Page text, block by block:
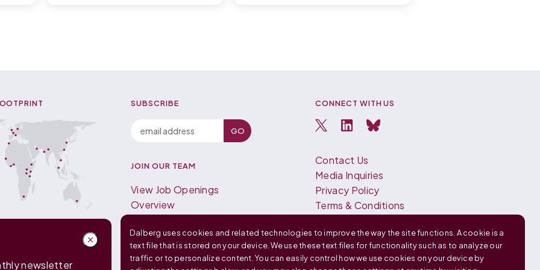
SUBSCRIBE
JOIN OUR TEAM
View Job Openings
Overview
CONNECT WITH US
Contact Us
Media Inquiries
Privacy Policy
Terms & Conditions
Français
中文 (中国)
newsletter
Dalberg uses cookies and related technologies to improve the way the site functions. A cookie is a
text file that is stored on your device. We use these text files for functionality such as to analyze our
traffic or to personalize content. You can easily control how we use cookies on your device by